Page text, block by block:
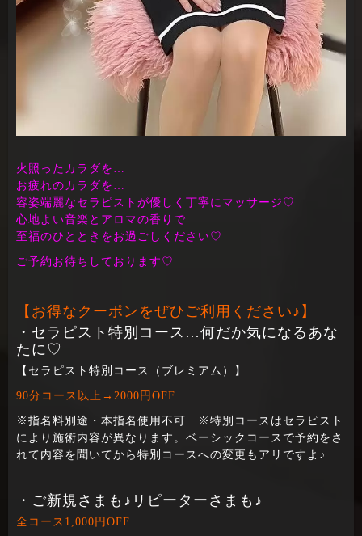
火照ったカラダを…
お疲れのカラダを…
容姿端麗なセラピストが優しく丁寧にマッサージ♡
心地よい音楽とアロマの香りで
至福のひとときをお過ごしください♡
ご予約お待ちしております♡
【お得なクーポンをぜひご利用ください♪】
・セラピスト特別コース…何だか気になるあな
たに♡
【セラピスト特別コース（ブレミアム）】
90分コース以上→2000円OFF
※指名料別途・本指名使用不可 ※特別コースはセラピスト
により施術内容が異なります。ベーシックコースで予約をさ
れて内容を聞いてから特別コースへの変更もアリですよ♪
・ご新規さまも♪リピーターさまも♪
全コース1,000円OFF